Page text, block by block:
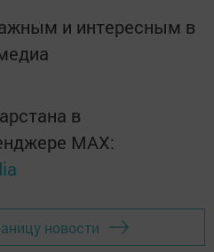
и интересным в
в
MАХ:
новости